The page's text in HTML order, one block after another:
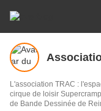
L'association TRAC : l'espace chapiteaux Le Temps des Cerises, l'école de
cirque de loisir
de Bande Dessinée de